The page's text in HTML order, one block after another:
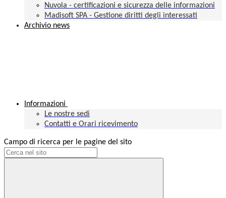
Nuvola - certificazioni e sicurezza delle informazioni
Madisoft SPA - Gestione diritti degli interessati
Archivio news
Informazioni
Le nostre sedi
Contatti e Orari ricevimento
Campo di ricerca per le pagine del sito